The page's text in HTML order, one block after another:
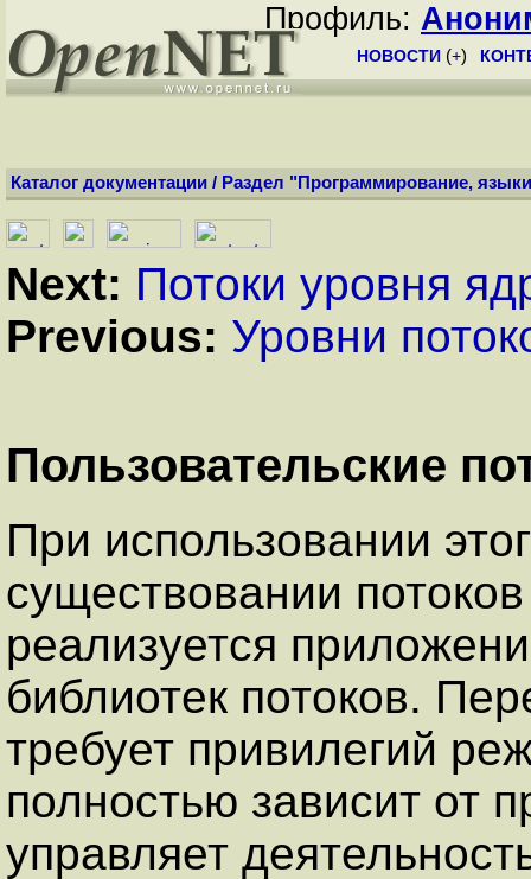
Профиль:
НОВОСТИ (+)
Каталог документации / Раздел "Программирование,
Next: Потоки уровня
Previous: Уровни
Пользовательские
При использовании
существовании
реализуется
библиотек потоков.
требует привилегий
полностью зависит от
управляет